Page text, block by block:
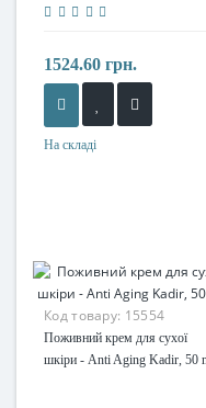
1524.60 грн.
На складі
Код товару: 15554
Поживний крем для сухої
шкіри - Anti Aging Kadir, 50